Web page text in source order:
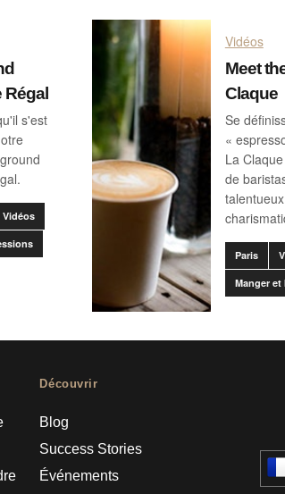
s'est
Vidéos
Vidéos
Meet
Claque
Se
«
La
de
Paris
Manger et
Découvrir
Blog
Success Stories
Événements